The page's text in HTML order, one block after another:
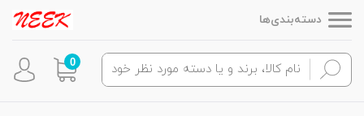
دسته‌بندی‌ها
0